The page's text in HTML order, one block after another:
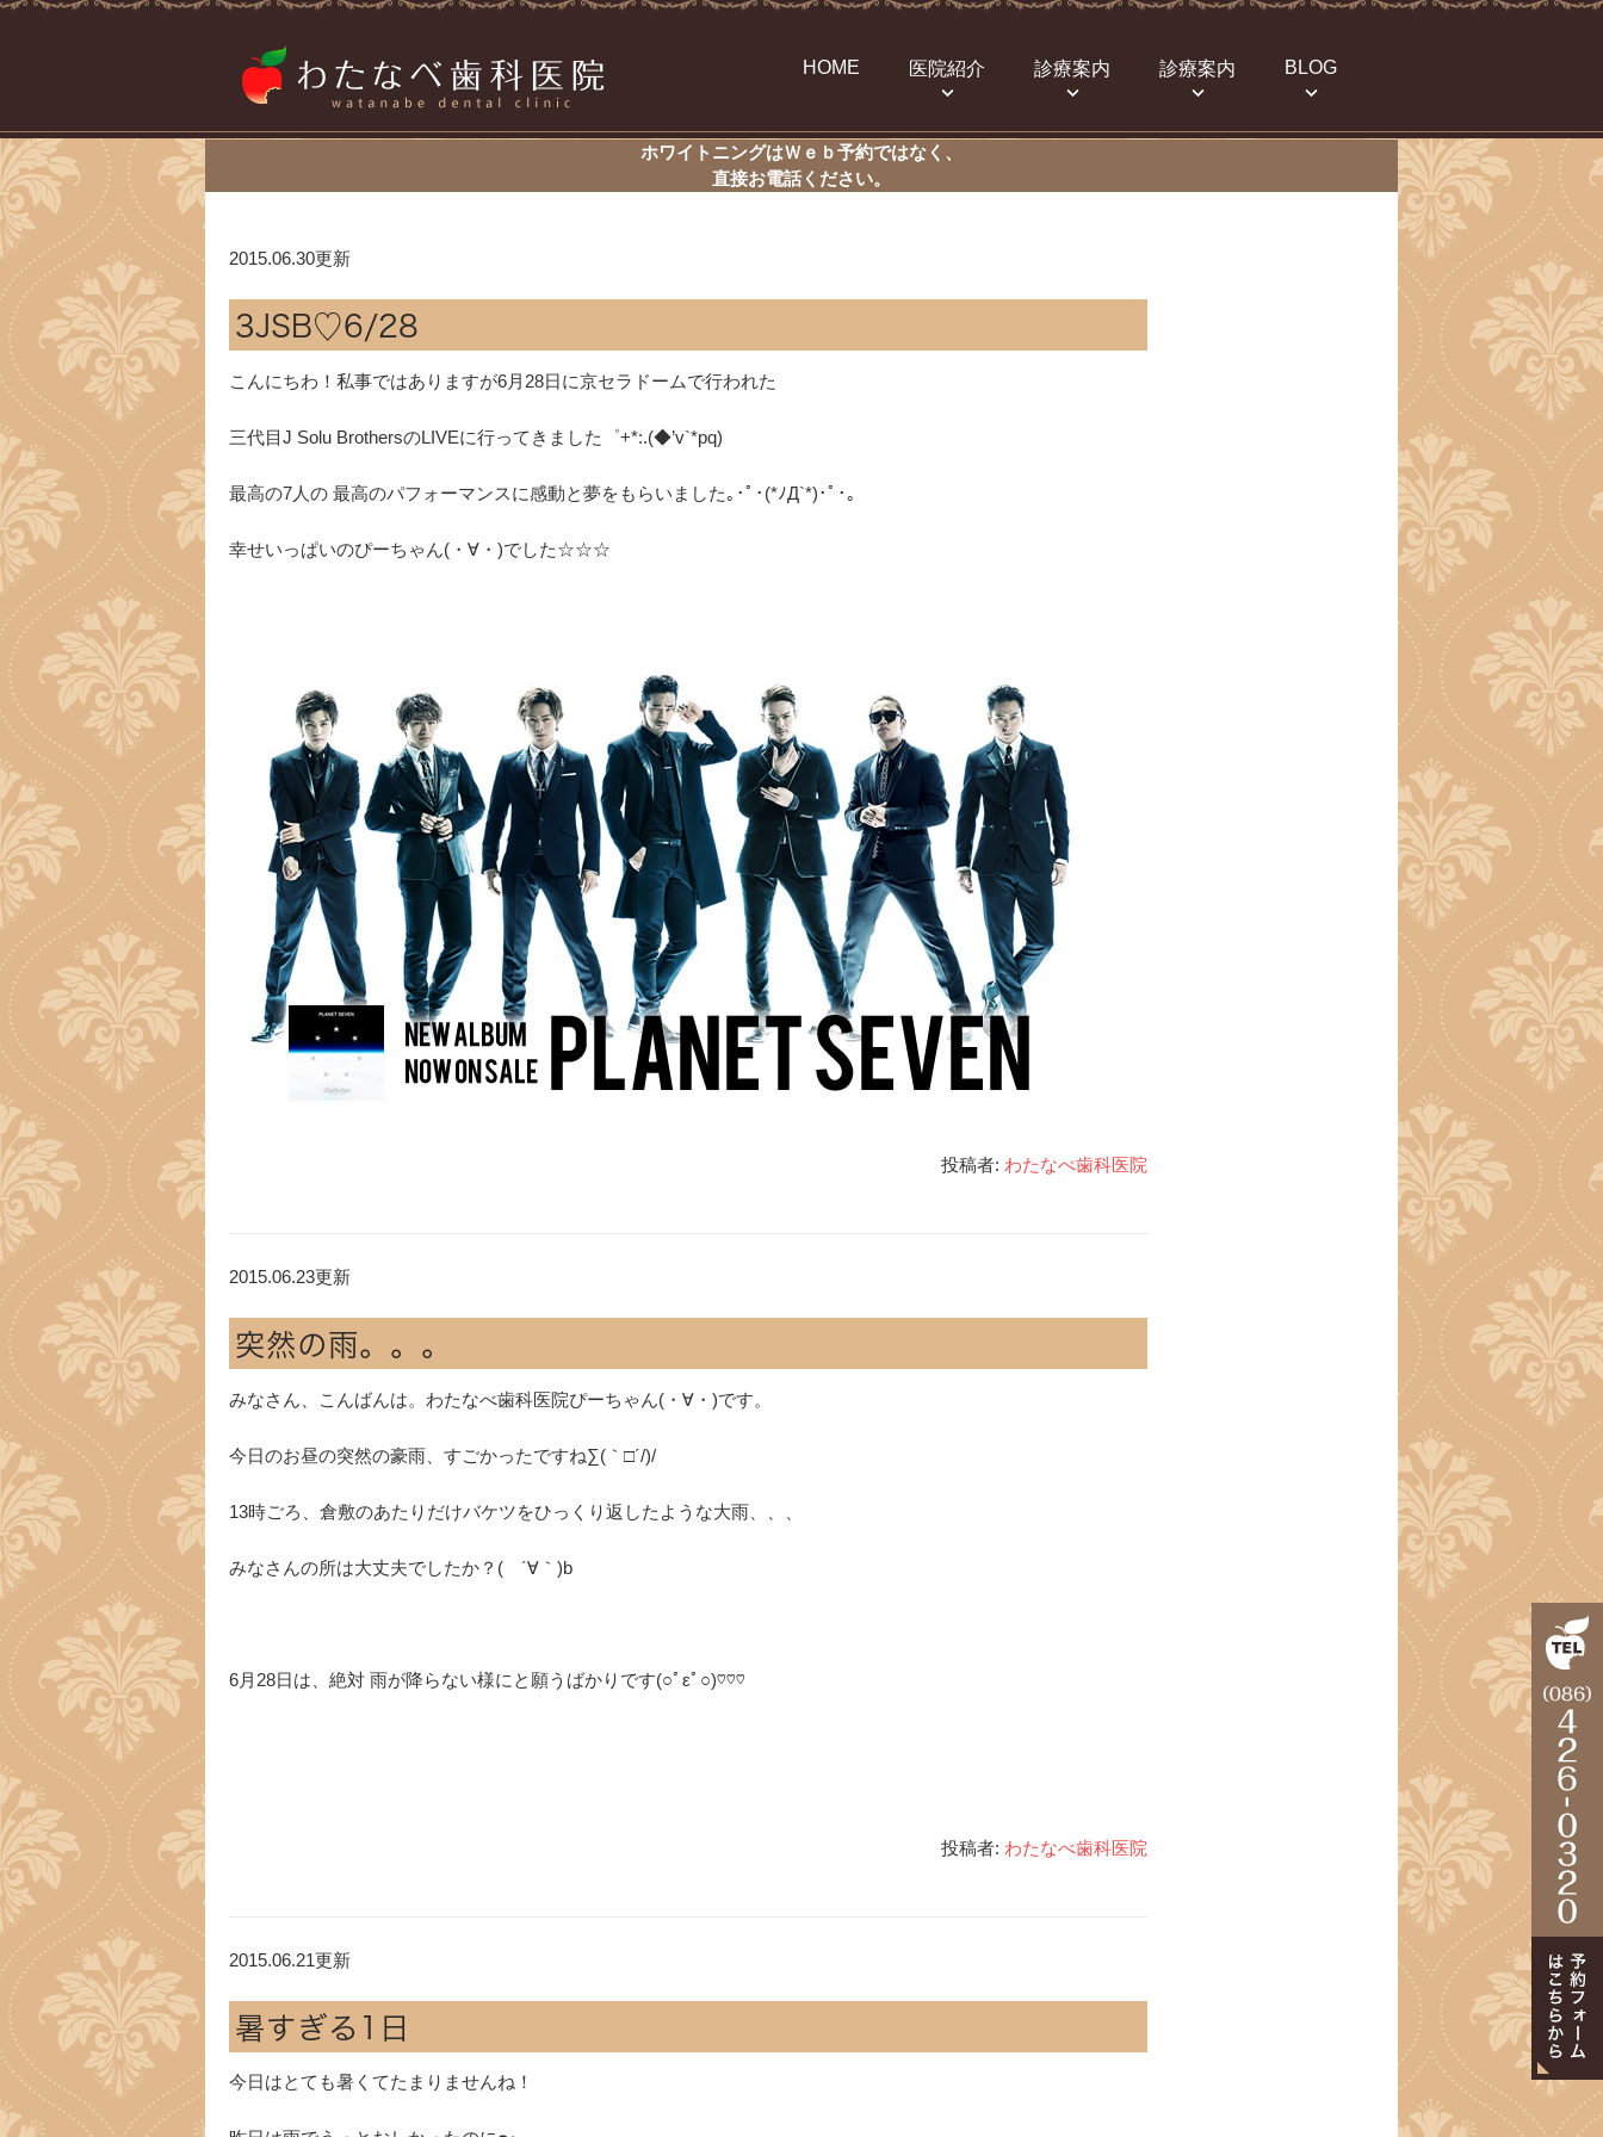
HOME 医院紹介 診療案内 診療案内 BLOG
ホワイトニングはＷｅｂ予約ではなく、
直接お電話ください。
2015.06.30更新
3JSB♡6/28
こんにちわ！私事ではありますが6月28日に京セラドームで行われた
三代目J Solu BrothersのLIVEに行ってきました゜+*:.(◆’v`*pq)
最高の7人の 最高のパフォーマンスに感動と夢をもらいました｡･ﾟ･(*ﾉД`*)･ﾟ･。
幸せいっぱいのぴーちゃん(・∀・)でした☆☆☆
投稿者: わたなべ歯科医院
2015.06.23更新
突然の雨。。。
みなさん、こんばんは。わたなべ歯科医院ぴーちゃん(・∀・)です。
今日のお昼の突然の豪雨、すごかったですね∑(｀□´/)/
13時ごろ、倉敷のあたりだけバケツをひっくり返したような大雨、、、
みなさんの所は大丈夫でしたか？( ´∀｀)b
6月28日は、絶対 雨が降らない様にと願うばかりです(○ﾟεﾟ○)♡♡♡
投稿者: わたなべ歯科医院
2015.06.21更新
暑すぎる1日
今日はとても暑くてたまりませんね！